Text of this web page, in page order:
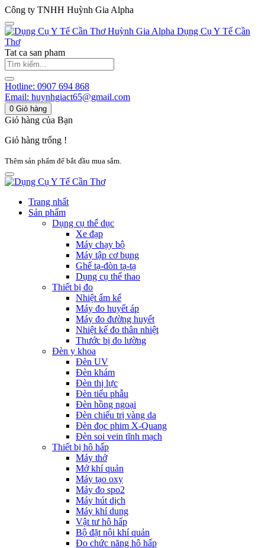
Công ty TNHH Huỳnh Gia Alpha
Huỳnh Gia Alpha Dụng Cụ Y Tế Cần
Thơ
Tat ca san pham
Hotline: 0907 694 868
Email: huynhgiact65@gmail.com
0 Giỏ hàng
Giỏ hàng của Bạn
Giỏ hàng trống !
Thêm sản phẩm để bắt đầu mua sắm.
Trang nhất
Sản phẩm
Dụng cụ thể dục
Xe đạp
Máy chạy bộ
Máy tập cơ bụng
Ghế tạ-đòn tạ-tạ
Dụng cụ thể thao
Thiết bị đo
Nhiệt ẩm kế
Máy đo huyết áp
Máy đo đường huyết
Nhiệt kế đo thân nhiệt
Thước bị đo lường
Đèn y khoa
Đèn UV
Đèn khám
Đèn thị lực
Đèn tiểu phẫu
Đèn hồng ngoại
Đèn chiếu trị vàng da
Đèn đọc phim X-Quang
Đèn soi vein tĩnh mạch
Thiết bị hô hấp
Máy thở
Mở khí quản
Máy tạo oxy
Máy đo spo2
Máy hút dịch
Máy khí dung
Vật tư hô hấp
Bộ đặt nội khí quản
Đo chức năng hô hấp